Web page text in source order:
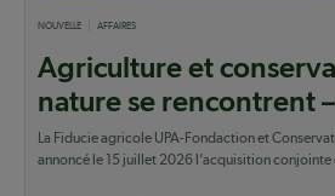
NOUVELLE AFFAIRES
Agriculture et
nature se rencontrent
La Fiducie agricole UPA-Fondaction et
annoncé le 15 juillet 2026 l’acquisition conjointe